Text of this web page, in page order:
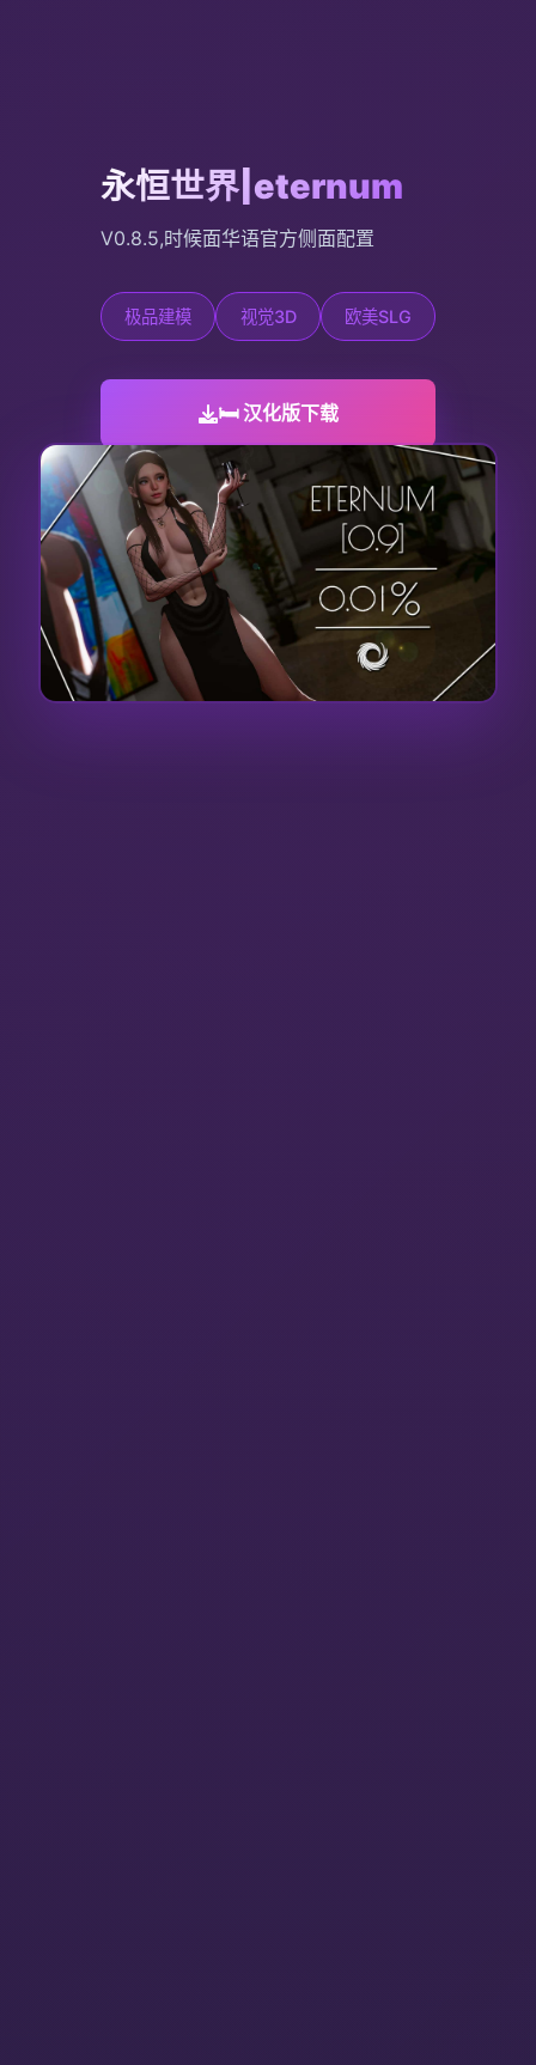
永恒世界|eternum
V0.8.5,时候面华语官方侧面配置
极品建模 视觉3D 欧美SLG
🛏️ 汉化版下载